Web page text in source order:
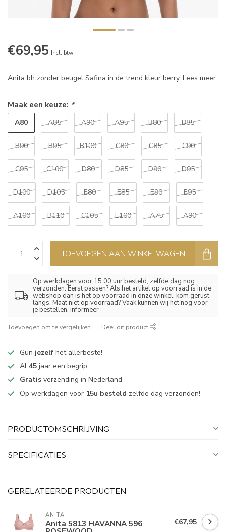
€69,95 Incl. btw
Anita bh zonder beugel Safina in de trend kleur berry. Lees meer.
Maak een keuze: *
A80 A85 A90 A95 B80 B85
B90 B95 B100 C80 C85 C90
C95 C100 D80 D85 D90 D95
D100 D105 E80 E85 E90 E95
A100 B110 C105 E100 A75 A90
TOEVOEGEN AAN WINKELWAGEN
Op werkdagen voor 15:00 uur besteld, zelfde dag nog
verzonden. Eerst passen? Als het artikel op voorraad is in de
webshop dan is het op voorraad in onze winkel, kom gerust
langs. Maat niet op voorraad? Vaak kunnen wij het nog voor
je bestellen, informeer
Toevoegen om te vergelijken Deel dit product
Gun jezelf het allerbeste!
Al 45 jaar een begrip
Gratis verzending in Nederland
Op werkdagen voor 15u besteld zelfde dag verzonden!
PRODUCTOMSCHRIJVING
SPECIFICATIES
GERELATEERDE PRODUCTEN
ANITA
Anita 5813 HAVANNA 596 €67,95